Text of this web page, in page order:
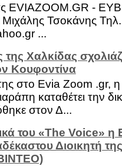
EVIAZOOM.GR -
Τσοκάνης
...
της Χαλκίδας
Κουφοντίνα
στο Evia Zoom .gr,
καταθέτει την
στον Δ...
του «The Voice»
Διοικητή